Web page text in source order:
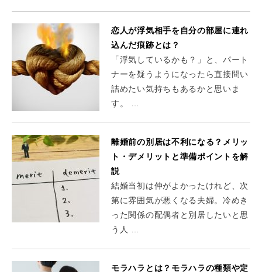
恋人が浮気相手を自分の部屋に連れ
込んだ痕跡とは？
「浮気しているかも？」と、パート
ナーを疑うようになったら直接問い
詰めたい気持ちもあるかと思いま
す。 …
離婚前の別居は不利になる？メリッ
ト・デメリットと準備ポイントを解
説
結婚当初は仲がよかったけれど、次
第に雰囲気が悪くなる夫婦。冷めき
った関係の配偶者と別居したいと思
う人 …
モラハラとは？モラハラの種類や定